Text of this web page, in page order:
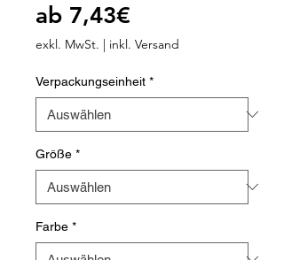
ab 7,43€
Preis
exkl. MwSt. | inkl. Versand
Verpackungseinheit *
Größe *
Farbe *